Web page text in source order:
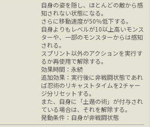
自身の姿を隠し、ほとんどの敵から感
知されない状態になる。
さらに移動速度が50％低下する。
自身よりもレベルが10以上高いモンス
ターや、一部のモンスターからは感知
される。
スプリント以外のアクションを実行す
るか再使用で解除する。
効果時間：永続
追加効果：実行後に非戦闘状態であれ
ば忍術のリキャストタイムを2チャー
ジ分リセットする。
また、自身に「土遁の術」が付与され
ている場合は、それを解除する。
発動条件：自身が非戦闘状態